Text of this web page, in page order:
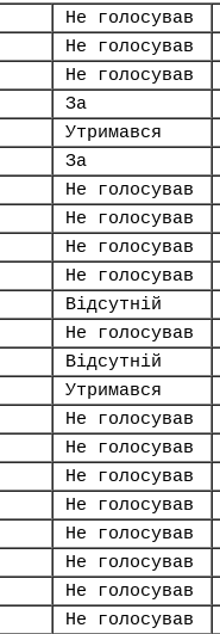
Не голосував
Не голосував
Не голосував
За
Утримався
За
Не голосував
Не голосував
Не голосував
Не голосував
Відсутній
Не голосував
Відсутній
Утримався
Не голосував
Не голосував
Не голосував
Не голосував
Не голосував
Не голосував
Не голосував
Не голосував